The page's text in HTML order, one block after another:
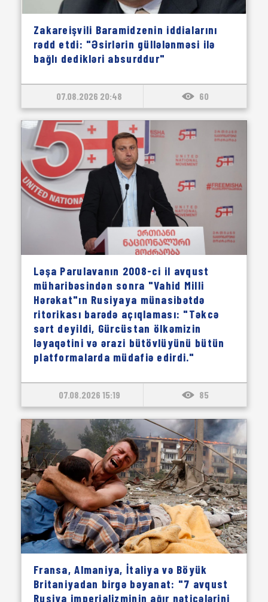
Zakareişvili Baramidzenin iddialarını
rədd etdi: "Əsirlərin güllələnməsi ilə
bağlı dedikləri absurddur"
07.08.2026 20:48 60
Ləşa Parulavanın 2008-ci il avqust
müharibəsindən sonra "Vahid Milli
Hərəkat"ın Rusiyaya münasibətdə
ritorikası barədə açıqlaması: "Təkcə
sərt deyildi, Gürcüstan ölkəmizin
ləyaqətini və ərazi bütövlüyünü bütün
platformalarda müdafiə edirdi."
07.08.2026 15:19 85
Fransa, Almaniya, İtaliya və Böyük
Britaniyadan birgə bəyanat: "7 avqust
Rusiya imperializminin ağır nəticələrini